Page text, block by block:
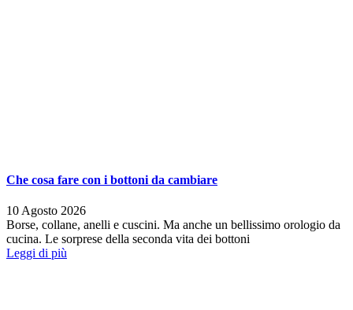
Che cosa fare con i bottoni da cambiare
10 Agosto 2026
Borse, collane, anelli e cuscini. Ma anche un bellissimo orologio da
cucina. Le sorprese della seconda vita dei bottoni
Leggi di più